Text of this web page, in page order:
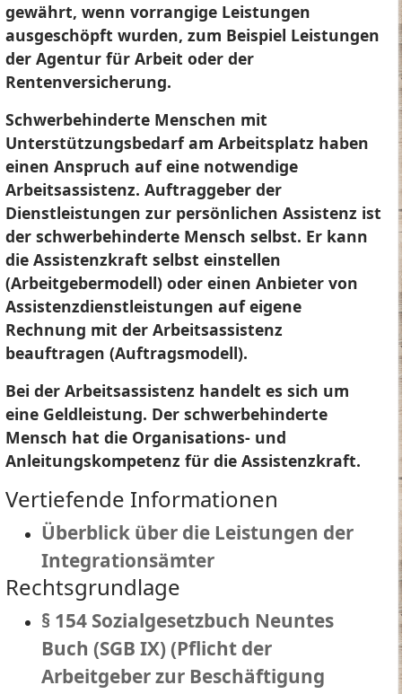
gewährt, wenn vorrangige Leistungen
ausgeschöpft wurden, zum Beispiel Leistungen
der Agentur für Arbeit oder der
Rentenversicherung.
Schwerbehinderte Menschen mit
Unterstützungsbedarf am Arbeitsplatz haben
einen Anspruch auf eine notwendige
Arbeitsassistenz. Auftraggeber der
Dienstleistungen zur persönlichen Assistenz ist
der schwerbehinderte Mensch selbst. Er kann
die Assistenzkraft selbst einstellen
(Arbeitgebermodell) oder einen Anbieter von
Assistenzdienstleistungen auf eigene
Rechnung mit der Arbeitsassistenz
beauftragen (Auftragsmodell).
Bei der Arbeitsassistenz handelt es sich um
eine Geldleistung. Der schwerbehinderte
Mensch hat die Organisations- und
Anleitungskompetenz für die Assistenzkraft.
Vertiefende Informationen
Überblick über die Leistungen der
Integrationsämter
Rechtsgrundlage
§ 154 Sozialgesetzbuch Neuntes
Buch (SGB IX) (Pflicht der
Arbeitgeber zur Beschäftigung